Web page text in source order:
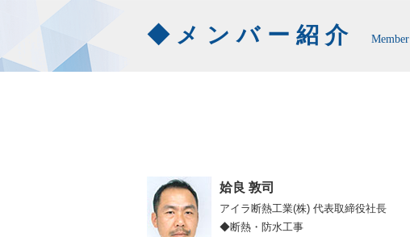
メンバー紹介 Member
姶良 敦司
アイラ断熱工業(株) 代表取締役社長
◆断熱・防水工事